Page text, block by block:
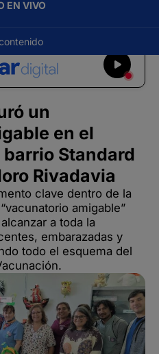
EN VIVO
un
en el
Standard
Rivadavia
clave dentro de la
amigable”
a toda la
embarazadas y
todo el esquema del